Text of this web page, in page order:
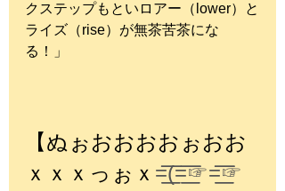
クステップもといロアー（lower）と
ライズ（rise）が無茶苦茶にな
る！」
【ぬぉおおおおぉおお
ｘｘｘっぉｘ =͟͟͞͞(=͟͟͞͞☞=͟͟͞͞☞